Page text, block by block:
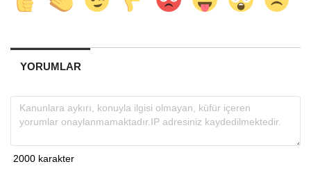
YORUMLAR